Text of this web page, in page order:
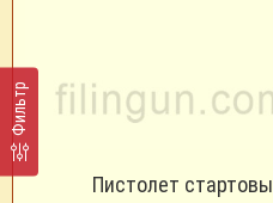
Фильтр
Пистолет